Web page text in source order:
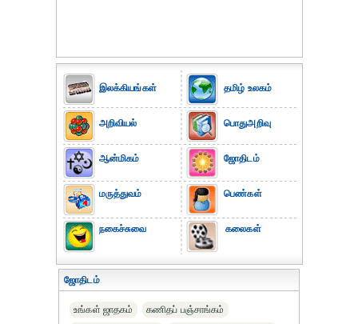
இலக்கியங்கள்
அறிவியல்
ஆன்மிகம்
மருத்துவம்
நகைச்சுவை
தமிழ் உலகம்
பொதுஅறிவு
ஜோதிடம்
பெண்கள்
கலைகள்
ஜோதிடம்
உங்கள் ஜாதகம்
கணிதப் பஞ்சாங்கம்